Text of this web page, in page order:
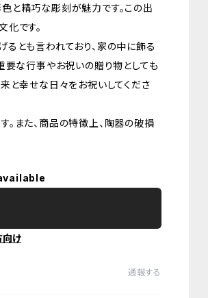
と精巧な彫刻が魅力です。この出
です。
とも言われており、家の中に飾る
要な行事やお祝いの贈り物としても
と幸せな日々をお祝いしてくださ
また、商品の特徴上、陶器の破損
向け
通報する